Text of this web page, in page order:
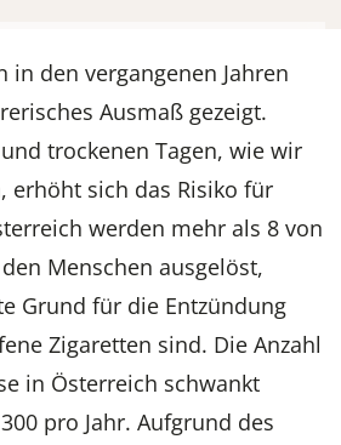
in den vergangenen Jahren
Ausmaß gezeigt.
trockenen Tagen, wie wir
erhöht sich das Risiko für
werden mehr als 8 von
Menschen ausgelöst,
Grund für die Entzündung
Zigaretten sind. Die Anzahl
in Österreich schwankt
pro Jahr. Aufgrund des